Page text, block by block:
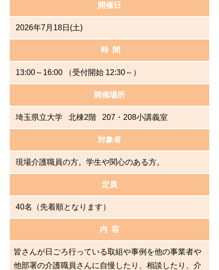
開催日
2026年7月18日(土)
時 間
13:00～16:00 （受付開始 12:30～）
開催場所
埼玉県立大学 北棟2階 207・208小講義室
対象者
現場介護職員の方。学生や関心のある方。
定員
40名（先着順となります）
内 容
皆さんが日ごろ行っている取組や事例を他の事業者や
他部署の介護職員さんに自慢したり、相談したり、介